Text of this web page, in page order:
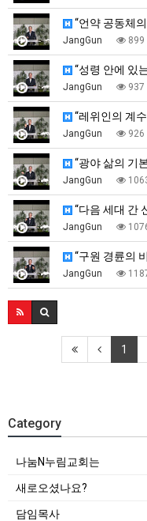
“언약 공동체
JangGun 899
“성령 안에 있
JangGun 937
“레위인의 계
JangGun 926
“광야 삶의 기
JangGun
“다음 세대 간
JangGun
“구원 경륜의
JangGun
1
Category
나눔N누림교회는
새로오셨나요?
담임목사